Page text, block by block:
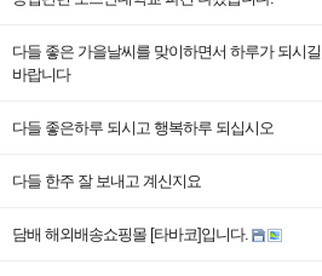
다들 좋은 가을날씨를 맞이하면서 하루가 되시길
바랍니다
다들 좋은하루 되시고 행복하루 되십시오
다들 한주 잘 보내고 계신지요
담배 해외배송쇼핑몰 [타바코]입니다.